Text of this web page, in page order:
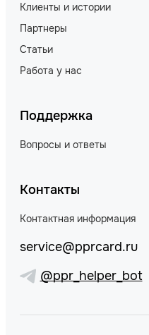
Клиенты и истории
Партнеры
Статьи
Работа у нас
Поддержка
Вопросы и ответы
Контакты
Контактная информация
service@pprcard.ru
@ppr_helper_bot